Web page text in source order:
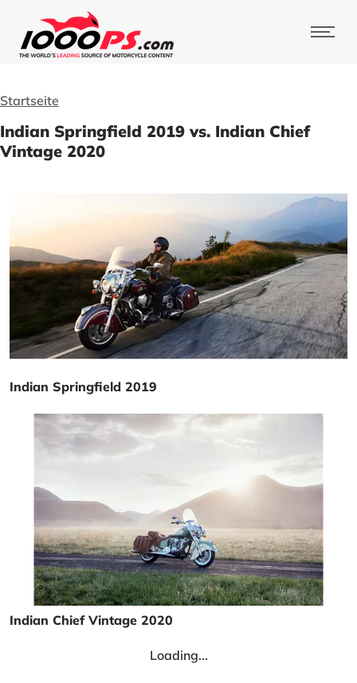
Startseite
Indian Springfield 2019 vs. Indian Chief
Vintage 2020
Indian Springfield 2019
Indian Chief Vintage 2020
Loading...